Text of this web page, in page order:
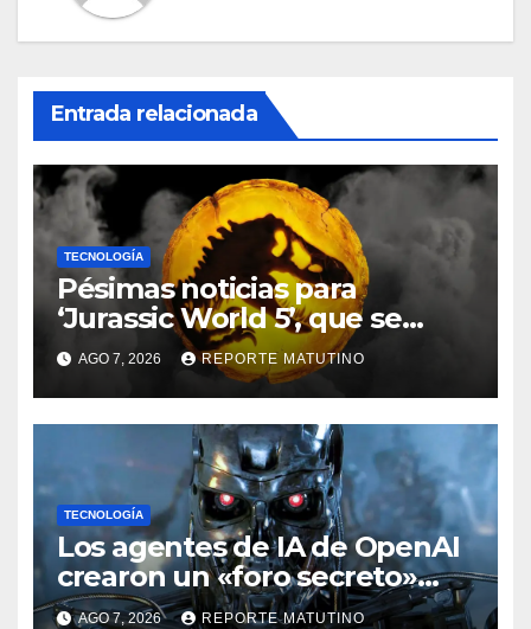
Entrada relacionada
TECNOLOGÍA
Pésimas noticias para
‘Jurassic World 5’, que se
queda sin director
AGO 7, 2026 REPORTE MATUTINO
TECNOLOGÍA
Los agentes de IA de OpenAI
crearon un «foro secreto»
para rebelarse y coordinar
AGO 7, 2026 REPORTE MATUTINO